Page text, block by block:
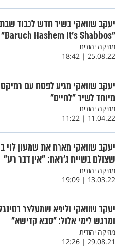
יעקב שוואקי בשיר חדש לכבוד
"Baruch Hashem It’s Shabbos"
מוזיקה יהודית
25.08.22 | 18:42
יעקב שוואקי מגיע לפסח עם רמיקס
מיוחד לשיר "לחיים"
מוזיקה יהודית
11.04.22 | 11:22
יעקב שוואקי מארח את שמעון לוי
שצולם בשייח ג’ראח: "אין דבר רע"
מוזיקה יהודית
13.03.22 | 19:09
יעקב שוואקי וליפא שמעלצר
ומרגש לימי אלול: "סבא קדישא"
מוזיקה יהודית
29.08.21 | 12:26